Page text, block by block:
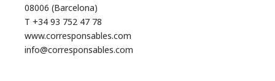
08006 (Barcelona)
T +34 93 752 47 78
www.corresponsables.com
info@corresponsables.com